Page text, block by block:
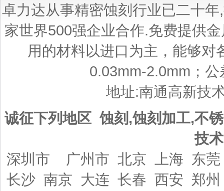
卓力达从事精密蚀刻行业已二十
家世界500强企业合作.免费提供
用的材料以进口为主，能够
0.03mm-2.0mm；
地址:南通高新技
诚征下列地区 蚀刻,蚀刻加工,不
技
深圳市 广州市 北京 上海 东
长沙 南京 大连 长春 西安 郑